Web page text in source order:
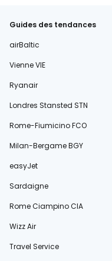
Guides des tendances
airBaltic
Vienne VIE
Ryanair
Londres Stansted STN
Rome-Fiumicino FCO
Milan-Bergame BGY
easyJet
Sardaigne
Rome Ciampino CIA
Wizz Air
Travel Service